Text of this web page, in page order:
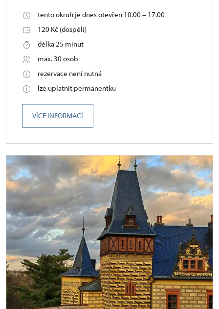
tento okruh je dnes otevřen 10.00 – 17.00
120 Kč (dospělí)
délka 25 minut
max. 30 osob
rezervace není nutná
lze uplatnit permanentku
VÍCE INFORMACÍ